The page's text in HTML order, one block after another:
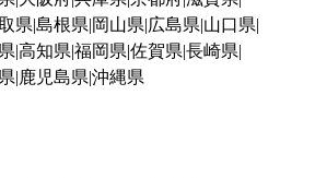
県 島根県 岡山県 広島県 山口県
高知県 福岡県 佐賀県 長崎県
鹿児島県 沖縄県